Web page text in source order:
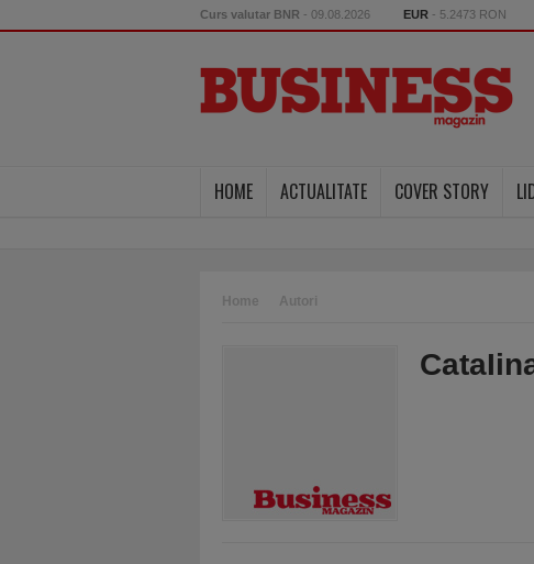
Curs valutar BNR - 09.08.2026 EUR - 5.2473 RON
HOME ACTUALITATE COVER STORY
Home Autori